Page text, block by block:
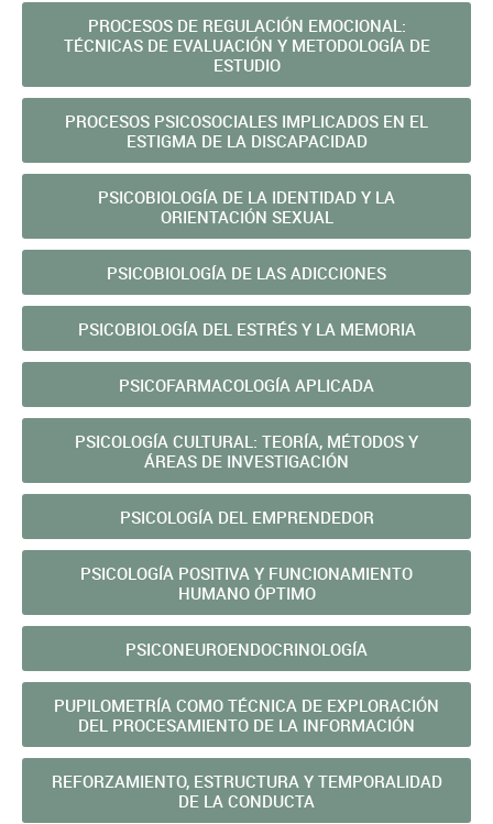
PROCESOS DE REGULACIÓN EMOCIONAL:
TÉCNICAS DE EVALUACIÓN Y METODOLOGÍA DE
ESTUDIO
PROCESOS PSICOSOCIALES IMPLICADOS EN EL
ESTIGMA DE LA DISCAPACIDAD
PSICOBIOLOGÍA DE LA IDENTIDAD Y LA
ORIENTACIÓN SEXUAL
PSICOBIOLOGÍA DE LAS ADICCIONES
PSICOBIOLOGÍA DEL ESTRÉS Y LA MEMORIA
PSICOFARMACOLOGÍA APLICADA
PSICOLOGÍA CULTURAL: TEORÍA, MÉTODOS Y
ÁREAS DE INVESTIGACIÓN
PSICOLOGÍA DEL EMPRENDEDOR
PSICOLOGÍA POSITIVA Y FUNCIONAMIENTO
HUMANO ÓPTIMO
PSICONEUROENDOCRINOLOGÍA
PUPILOMETRÍA COMO TÉCNICA DE EXPLORACIÓN
DEL PROCESAMIENTO DE LA INFORMACIÓN
REFORZAMIENTO, ESTRUCTURA Y TEMPORALIDAD
DE LA CONDUCTA